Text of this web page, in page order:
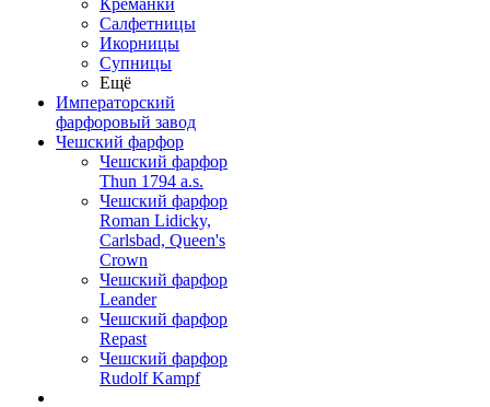
Креманки
Салфетницы
Икорницы
Супницы
Ещё
Императорский
фарфоровый завод
Чешский фарфор
Чешский фарфор
Thun 1794 a.s.
Чешский фарфор
Roman Lidicky,
Carlsbad, Queen's
Crown
Чешский фарфор
Leander
Чешский фарфор
Repast
Чешский фарфор
Rudolf Kampf